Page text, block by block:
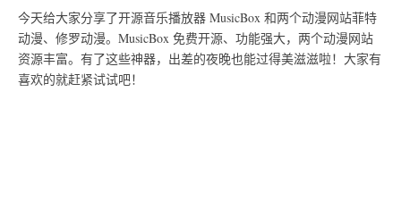
今天给大家分享了开源音乐播放器 MusicBox 和两个动漫网站菲特
动漫、修罗动漫。MusicBox 免费开源、功能强大，两个动漫网站
资源丰富。有了这些神器，出差的夜晚也能过得美滋滋啦！大家有
喜欢的就赶紧试试吧！